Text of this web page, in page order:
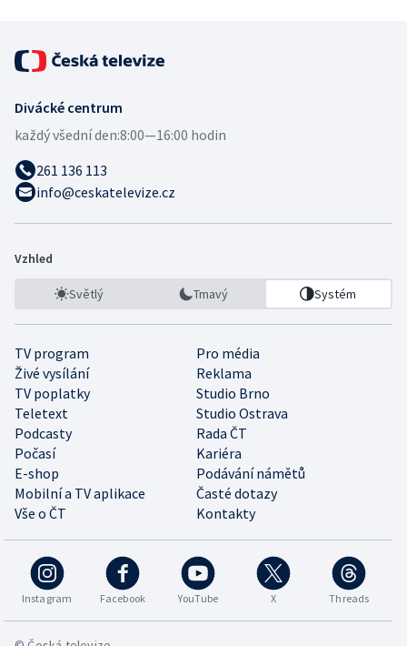
Divácké centrum
každý všední den:8:00—16:00 hodin
261 136 113
info@ceskatelevize.cz
Vzhled
Světlý Tmavý Systém
TV program
Pro média
Živé vysílání
Reklama
TV poplatky
Studio Brno
Teletext
Studio Ostrava
Podcasty
Rada ČT
Počasí
Kariéra
E-shop
Podávání námětů
Mobilní a TV aplikace
Časté dotazy
Vše o ČT
Kontakty
Instagram Facebook YouTube X Threads